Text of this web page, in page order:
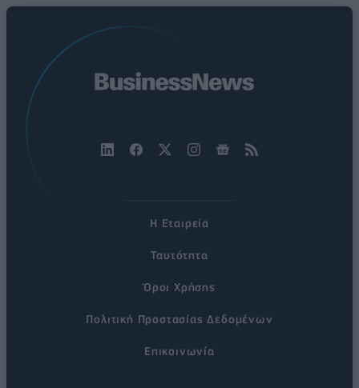
Η Εταιρεία
Ταυτότητα
Όροι Χρήσης
Πολιτική Προστασίας Δεδομένων
Επικοινωνία